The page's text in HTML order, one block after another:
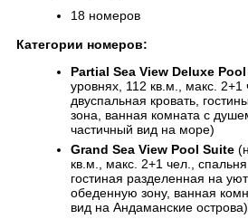
18 номеров
Категории номеров:
Partial Sea View Deluxe
уровнях, 112 кв.м., макс. 2+1
двуспальная кровать,
зона, ванная комната с
частичный вид на море)
Grand Sea View Pool Suite
кв.м., макс. 2+1 чел.,
гостиная разделенная на
обеденную зону, ванная
вид на Андаманские острова)